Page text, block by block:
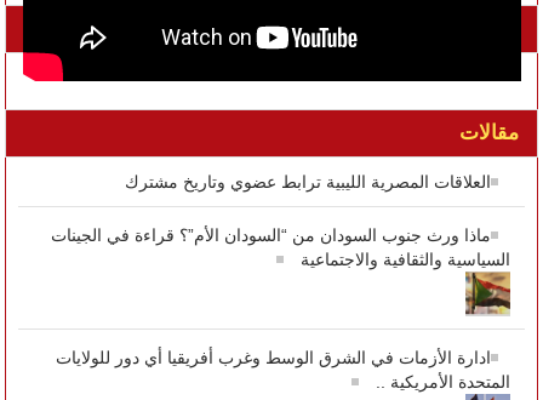
تواصل معنا على الفيسبوك
مقالات
العلاقات المصرية الليبية ترابط عضوي وتاريخ مشترك
ماذا ورث جنوب السودان من “السودان الأم”؟ قراءة في الجينات
السياسية والثقافية والاجتماعية
ادارة الأزمات في الشرق الوسط وغرب أفريقيا أي دور للولايات
المتحدة الأمريكية ..